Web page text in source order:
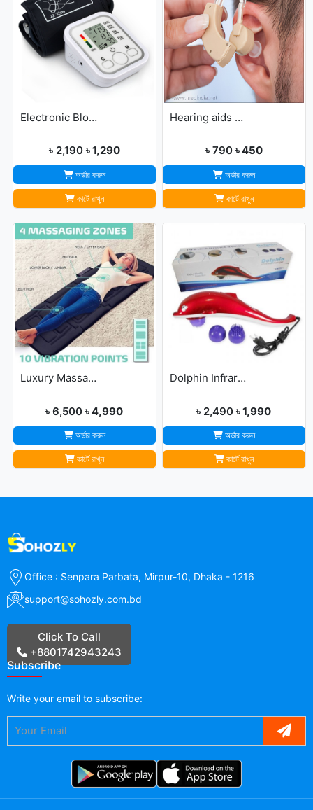
Electronic Blood Pressure Monitor
৳ 2,190৳ 1,290
অর্ডার করুন
কার্টে রাখুন
Hearing aids may help improve brain function
৳ 790৳ 450
অর্ডার করুন
কার্টে রাখুন
Luxury Massage Mat
৳ 6,500৳ 4,990
অর্ডার করুন
কার্টে রাখুন
Dolphin Infrared Body Massager
৳ 2,490৳ 1,990
অর্ডার করুন
কার্টে রাখুন
Office : Senpara Parbata, Mirpur-10, Dhaka - 1216
support@sohozly.com.bd
Click To Call
+8801742943243
Subscribe
Write your email to subscribe: